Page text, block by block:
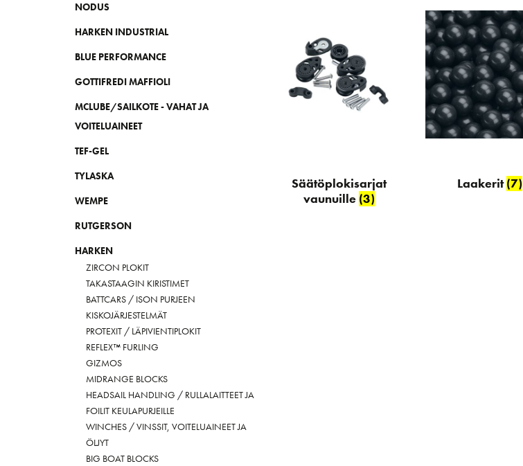
NODUS
HARKEN INDUSTRIAL
BLUE PERFORMANCE
GOTTIFREDI MAFFIOLI
MCLUBE/SAILKOTE - VAHAT JA
VOITELUAINEET
TEF-GEL
TYLASKA
WEMPE
RUTGERSON
HARKEN
ZIRCON PLOKIT
TAKASTAAGIN KIRISTIMET
BATTCARS / ISON PURJEEN
KISKOJÄRJESTELMÄT
PROTEXIT / LÄPIVIENTIPLOKIT
REFLEX™ FURLING
GIZMOS
MIDRANGE BLOCKS
HEADSAIL HANDLING / RULLALAITTEET JA
FOILIT KEULAPURJEILLE
WINCHES / VINSSIT, VOITELUAINEET JA
ÖLJYT
BIG BOAT BLOCKS
Säätöplokisarjat
vaunuille (3)
Laakerit(7)